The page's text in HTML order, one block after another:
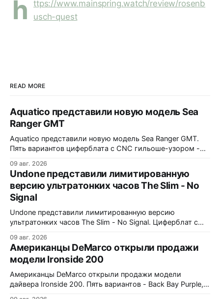
h
ttps://www.mainspring.watch/review/rosenb
usch-quest
READ MORE
Aquatico представили новую модель Sea
Ranger GMT
Aquatico представили новую модель Sea Ranger GMT.
Пять вариантов циферблата с CNC гильоше-узором -
экземпляров каждого варианта. Заводная коронка
расположена на 4 часах. Водозащита 300 метров.
Сапфировое стекло с AR-покрытием, FKM-ремешок, 7
слоев Swiss Super-LumiNova на циферблате,
09 авг. 2026
Undone представили лимитированную
версию ультратонких часов The Slim - No
Signal
Undone представили лимитированную версию
ультратонких часов The Slim - No Signal. Циферблат с
белые помехи, зигзаги, спирали и геометрические
фигуры. Бирюзовый треугольник UNDONE на 12 часах.
Корпус из нержавеющей стали 316L, интегрированный
браслет. Водозащита 30 метров. 37x4,9x43 мм. Ronda
1062 кварц
09 авг. 2026
Американцы DeMarco открыли продажи
модели Ironside 200
Американцы DeMarco открыли продажи модели
дайвера Ironside 200. Пять вариантов - Back Bay Purple,